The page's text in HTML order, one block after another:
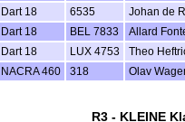
Dart 18 6535 Johan de
Dart 18 BEL 7833 Allard
Dart 18 LUX 4753 Theo
NACRA 460 318 Olav
R3 - KLEINE